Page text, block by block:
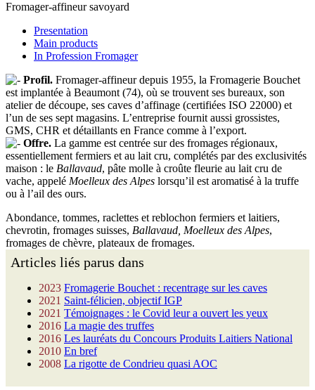
Fromager-affineur savoyard
Presentation
Main products
In Profession Fromager
Profil. Fromager-affineur depuis 1955, la Fromagerie Bouchet
est implantée à Beaumont (74), où se trouvent ses bureaux, son
atelier de découpe, ses caves d’affinage (certifiées ISO 22000) et
l’un de ses sept magasins. L’entreprise fournit aussi grossistes,
GMS, CHR et détaillants en France comme à l’export.
Offre. La gamme est centrée sur des fromages régionaux,
essentiellement fermiers et au lait cru, complétés par des exclusivités
maison : le Ballavaud, pâte molle à croûte fleurie au lait cru de
vache, appelé Moelleux des Alpes lorsqu’il est aromatisé à la truffe
ou à l’ail des ours.
Abondance, tommes, raclettes et reblochon fermiers et laitiers,
chevrotin, fromages suisses, Ballavaud, Moelleux des Alpes,
fromages de chèvre, plateaux de fromages.
Articles liés parus dans
2023 Fromagerie Bouchet : recentrage sur les caves
2021 Saint-félicien, objectif IGP
2021 Témoignages : le Covid leur a ouvert les yeux
2016 La magie des truffes
2016 Les lauréats du Concours Produits Laitiers National
2010 En bref
2008 La rigotte de Condrieu quasi AOC